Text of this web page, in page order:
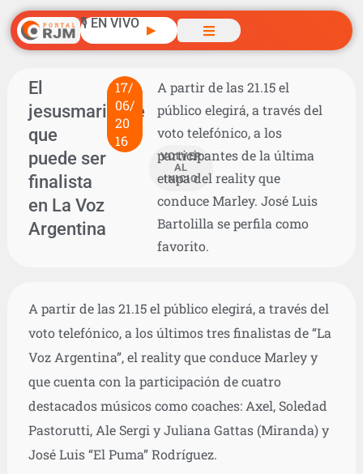
🎙️ EN VIVO ▶
El
jesusmariense
que
puede ser
finalista
en La Voz
Argentina
17/
06/
20
16
VOLVER
AL
INICIO
A partir de las 21.15 el
público elegirá, a través del
voto telefónico, a los
participantes de la última
etapa del reality que
conduce Marley. José Luis
Bartolilla se perfila como
favorito.
A partir de las 21.15 el público elegirá, a través del
voto telefónico, a los últimos tres finalistas de “La
Voz Argentina”, el reality que conduce Marley y
que cuenta con la participación de cuatro
destacados músicos como coaches: Axel, Soledad
Pastorutti, Ale Sergi y Juliana Gattas (Miranda) y
José Luis “El Puma” Rodríguez.